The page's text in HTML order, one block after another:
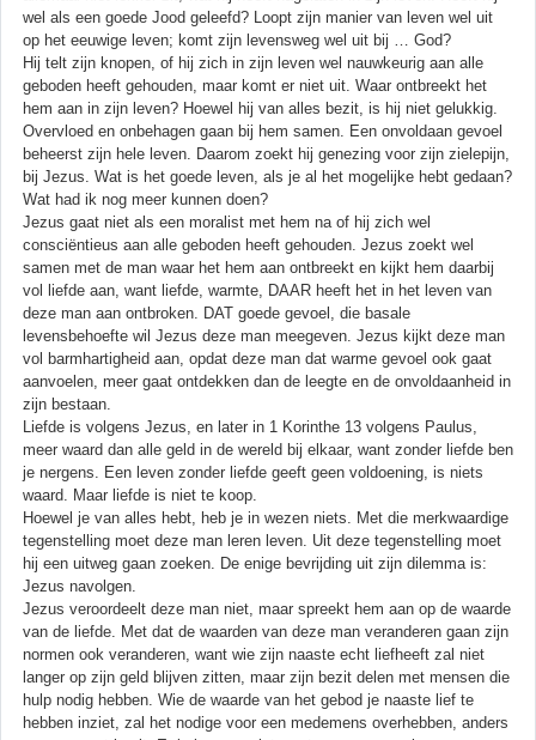
wel als een goede Jood geleefd? Loopt zijn manier van leven wel uit
op het eeuwige leven; komt zijn levensweg wel uit bij … God?
Hij telt zijn knopen, of hij zich in zijn leven wel nauwkeurig aan alle
geboden heeft gehouden, maar komt er niet uit. Waar ontbreekt het
hem aan in zijn leven? Hoewel hij van alles bezit, is hij niet gelukkig.
Overvloed en onbehagen gaan bij hem samen. Een onvoldaan gevoel
beheerst zijn hele leven. Daarom zoekt hij genezing voor zijn zielepijn,
bij Jezus. Wat is het goede leven, als je al het mogelijke hebt gedaan?
Wat had ik nog meer kunnen doen?
Jezus gaat niet als een moralist met hem na of hij zich wel
consciëntieus aan alle geboden heeft gehouden. Jezus zoekt wel
samen met de man waar het hem aan ontbreekt en kijkt hem daarbij
vol liefde aan, want liefde, warmte, DAAR heeft het in het leven van
deze man aan ontbroken. DAT goede gevoel, die basale
levensbehoefte wil Jezus deze man meegeven. Jezus kijkt deze man
vol barmhartigheid aan, opdat deze man dat warme gevoel ook gaat
aanvoelen, meer gaat ontdekken dan de leegte en de onvoldaanheid in
zijn bestaan.
Liefde is volgens Jezus, en later in 1 Korinthe 13 volgens Paulus,
meer waard dan alle geld in de wereld bij elkaar, want zonder liefde ben
je nergens. Een leven zonder liefde geeft geen voldoening, is niets
waard. Maar liefde is niet te koop.
Hoewel je van alles hebt, heb je in wezen niets. Met die merkwaardige
tegenstelling moet deze man leren leven. Uit deze tegenstelling moet
hij een uitweg gaan zoeken. De enige bevrijding uit zijn dilemma is:
Jezus navolgen.
Jezus veroordeelt deze man niet, maar spreekt hem aan op de waarde
van de liefde. Met dat de waarden van deze man veranderen gaan zijn
normen ook veranderen, want wie zijn naaste echt liefheeft zal niet
langer op zijn geld blijven zitten, maar zijn bezit delen met mensen die
hulp nodig hebben. Wie de waarde van het gebod je naaste lief te
hebben inziet, zal het nodige voor een medemens overhebben, anders